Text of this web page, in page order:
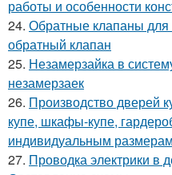
работы и особенности
24. Обратные клапаны для
обратный клапан
25. Незамерзайка в
незамерзаек
26. Производство дверей
купе, шкафы-купе,
индивидуальным
27. Проводка электрики в